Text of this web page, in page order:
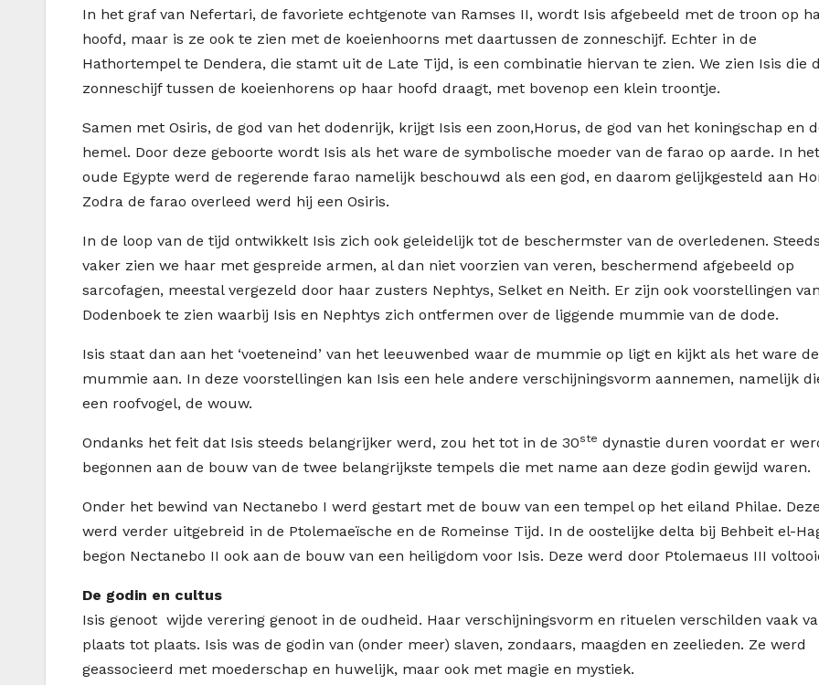
In het graf van Nefertari, de favoriete echtgenote van Ramses II, wordt Isis afgebeeld met de troon op
hoofd, maar is ze ook te zien met de koeienhoorns met daartussen de zonneschijf. Echter in de
Hathortempel te Dendera, die stamt uit de Late Tijd, is een combinatie hiervan te zien. We zien Isis die
zonneschijf tussen de koeienhorens op haar hoofd draagt, met bovenop een klein troontje.
Samen met Osiris, de god van het dodenrijk, krijgt Isis een zoon,Horus, de god van het koningschap en
hemel. Door deze geboorte wordt Isis als het ware de symbolische moeder van de farao op aarde. In het
oude Egypte werd de regerende farao namelijk beschouwd als een god, en daarom gelijkgesteld aan
Zodra de farao overleed werd hij een Osiris.
In de loop van de tijd ontwikkelt Isis zich ook geleidelijk tot de beschermster van de overledenen. Steeds
vaker zien we haar met gespreide armen, al dan niet voorzien van veren, beschermend afgebeeld op
sarcofagen, meestal vergezeld door haar zusters Nephtys, Selket en Neith. Er zijn ook voorstellingen
Dodenboek te zien waarbij Isis en Nephtys zich ontfermen over de liggende mummie van de dode.
Isis staat dan aan het ‘voeteneind’ van het leeuwenbed waar de mummie op ligt en kijkt als het ware de
mummie aan. In deze voorstellingen kan Isis een hele andere verschijningsvorm aannemen, namelijk
een roofvogel, de wouw.
Ondanks het feit dat Isis steeds belangrijker werd, zou het tot in de 30ste dynastie duren voordat er
begonnen aan de bouw van de twee belangrijkste tempels die met name aan deze godin gewijd waren.
Onder het bewind van Nectanebo I werd gestart met de bouw van een tempel op het eiland Philae. Deze
werd verder uitgebreid in de Ptolemaeïsche en de Romeinse Tijd. In de oostelijke delta bij Behbeit el-
begon Nectanebo II ook aan de bouw van een heiligdom voor Isis. Deze werd door Ptolemaeus III
De godin en cultus
Isis genoot wijde verering genoot in de oudheid. Haar verschijningsvorm en rituelen verschilden vaak
plaats tot plaats. Isis was de godin van (onder meer) slaven, zondaars, maagden en zeelieden. Ze werd
geassocieerd met moederschap en huwelijk, maar ook met magie en mystiek.